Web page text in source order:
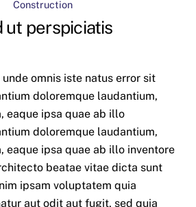
Construction
ut perspiciatis
omnis iste natus error sit
doloremque laudantium,
eaque ipsa quae ab illo
doloremque laudantium,
eaque ipsa quae ab illo inventore
beatae vitae dicta sunt
ipsam voluptatem quia
aut odit aut fugit, sed quia